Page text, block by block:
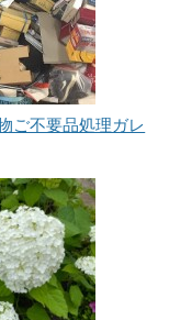
ご不要品処理ガレ